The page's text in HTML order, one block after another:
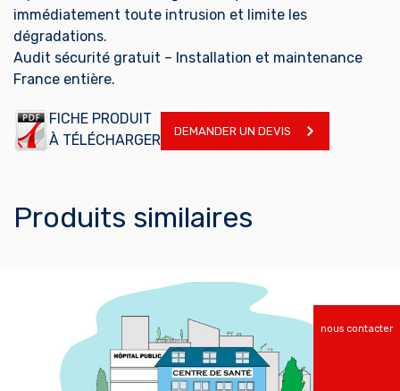
nous contacter
immédiatement toute intrusion et limite les
dégradations.
Audit sécurité gratuit – Installation et maintenance
France entière.
FICHE PRODUIT
À TÉLÉCHARGER
DEMANDER UN DEVIS
Produits similaires
EN SAVOIR PLUS